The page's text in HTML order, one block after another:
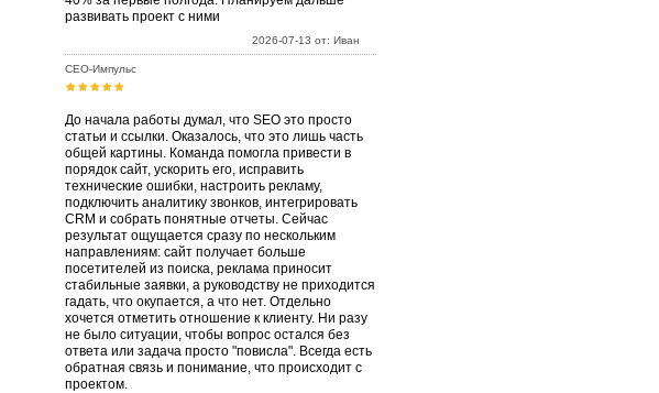
развивать проект с ними
2026-07-13 от: Иван
СЕО-Импульс
До начала работы думал, что SEO это просто
статьи и ссылки. Оказалось, что это лишь часть
общей картины. Команда помогла привести в
порядок сайт, ускорить его, исправить
технические ошибки, настроить рекламу,
подключить аналитику звонков, интегрировать
CRM и собрать понятные отчеты. Сейчас
результат ощущается сразу по нескольким
направлениям: сайт получает больше
посетителей из поиска, реклама приносит
стабильные заявки, а руководству не приходится
гадать, что окупается, а что нет. Отдельно
хочется отметить отношение к клиенту. Ни разу
не было ситуации, чтобы вопрос остался без
ответа или задача просто "повисла". Всегда есть
обратная связь и понимание, что происходит с
проектом.